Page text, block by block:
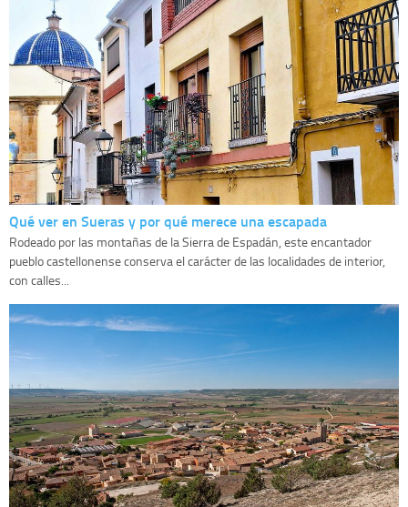
Qué ver en Sueras y por qué merece una escapada
Rodeado por las montañas de la Sierra de Espadán, este encantador
pueblo castellonense conserva el carácter de las localidades de interior,
con calles...